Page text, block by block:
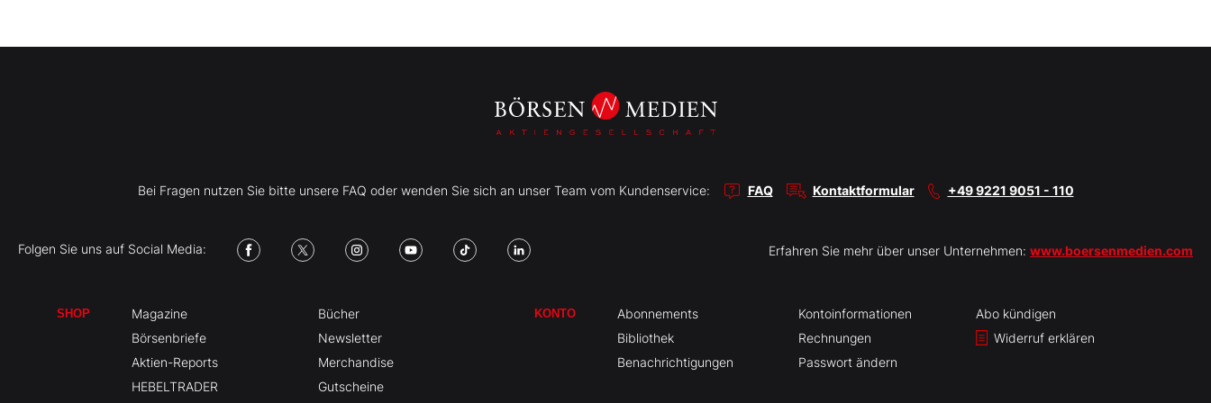
Bei Fragen nutzen Sie bitte unsere FAQ oder wenden Sie sich an unser Team vom Kundenservice: FAQ Kontaktformular +49 9221 9051 - 110
Folgen Sie uns auf Social Media: Erfahren Sie mehr über unser Unternehmen: www.boersenmedien.com
SHOP
Magazine
Börsenbriefe
Aktien-Reports
HEBELTRADER
Bücher
Newsletter
Merchandise
Gutscheine
KONTO
Abonnements
Bibliothek
Benachrichtigungen
Kontoinformationen
Rechnungen
Passwort ändern
Abo kündigen
Widerruf erklären